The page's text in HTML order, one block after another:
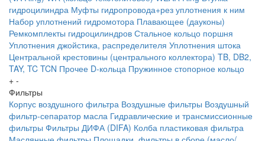
гидроцилиндра Муфты гидропровода+рез уплотнения к ним
Набор уплотнений гидромотора Плавающее (дауконы)
Ремкомплекты гидроцилиндров Стальное кольцо поршня
Уплотнения джойстика, распределителя Уплотнения штока
Центральной крестовины (центрального коллектора) TB, DB2,
TAY, TC TCN Прочее D-кольца Пружинное стопорное кольцо
+ -
Фильтры
Корпус воздушного фильтра Воздушные фильтры Воздушный
фильтр-сепаратор масла Гидравлические и трансмиссионные
фильтры Фильтры ДИФА (DIFA) Колба пластиковая фильтра